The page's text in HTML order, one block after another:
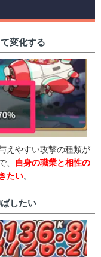
変化する
えやすい攻撃の種類が
、
自身の職業と相性の
たい。
したい